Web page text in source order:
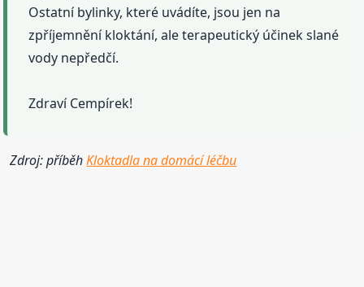
Ostatní bylinky, které uvádíte, jsou jen na
zpříjemnění kloktání, ale terapeutický účinek slané
vody nepředčí.
Zdraví Cempírek!
Zdroj: příběhKloktadla na domácí léčbu